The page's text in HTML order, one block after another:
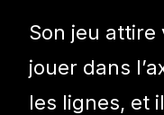
Son jeu attire
jouer dans
les lignes, et